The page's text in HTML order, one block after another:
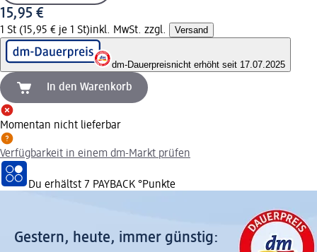
15,95 €
1 St (15,95 € je 1 St)inkl. MwSt. zzgl. Versand
dm-Dauerpreisnicht erhöht seit 17.07.2025
In den Warenkorb
Momentan nicht lieferbar
Verfügbarkeit in einem dm-Markt prüfen
Du erhältst 7 PAYBACK °Punkte
Gestern, heute, immer günstig: